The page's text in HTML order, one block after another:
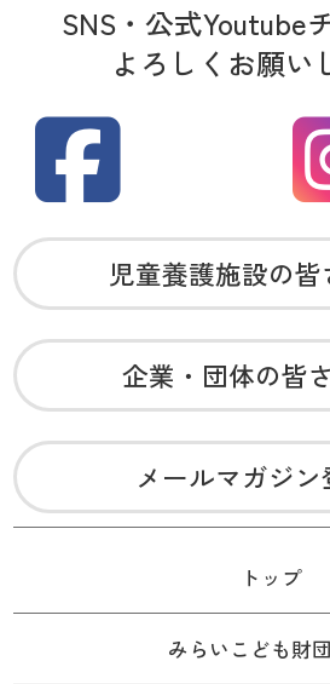
SNS・公式Youtube
よろしくお願い
児童養護施設の皆
企業・団体の皆
メールマガジン
トップ
みらいこども財